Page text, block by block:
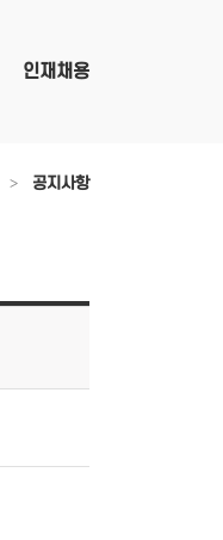
인재채용
공지사항